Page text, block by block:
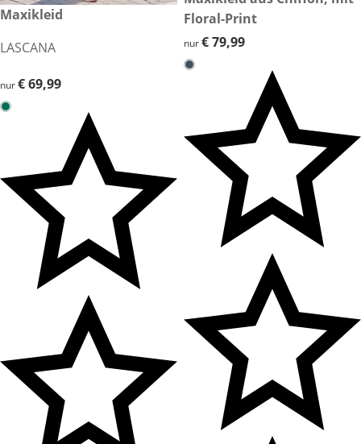
€ 69,99
Maxikleid
LASCANA
€ 69,99
nur€ 69,99
Floral-Print
€ 79,99
nur€ 79,99